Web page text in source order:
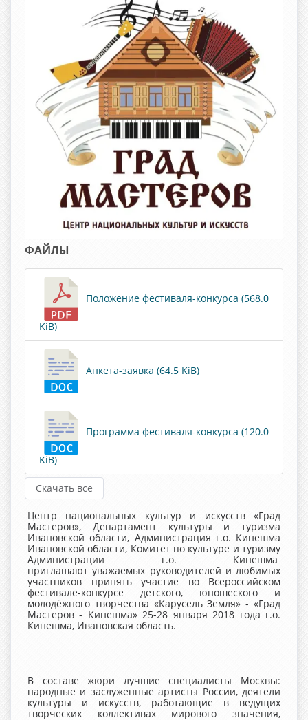
ФАЙЛЫ
Положение фестиваля-конкурса (568.0
KiB)
Анкета-заявка (64.5 KiB)
Программа фестиваля-конкурса (120.0
KiB)
Скачать все
Центр национальных культур и искусств «Град
Мастеров», Департамент культуры и туризма
Ивановской области, Администрация г.о. Кинешма
Ивановской области, Комитет по культуре и туризму
Администрации г.о. Кинешма
приглашают уважаемых руководителей и любимых
участников принять участие во Всероссийском
фестивале-конкурсе детского, юношеского и
молодёжного творчества «Карусель Земля» - «Град
Мастеров - Кинешма» 25-28 января 2018 года г.о.
Кинешма, Ивановская область.
В составе жюри лучшие специалисты Москвы:
народные и заслуженные артисты России, деятели
культуры и искусств, работающие в ведущих
творческих коллективах мирового значения,